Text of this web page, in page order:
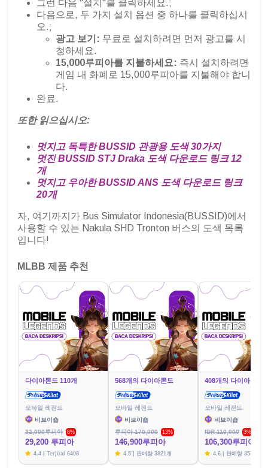
그런 다음 "설치"를 클릭하세요.;
다음으로, 두 가지 설치 옵션 중 하나를 클릭하십시
오.;
광고 보기: 무료로 설치하려면 먼저 광고를 시
청하세요.
15,000루피아를 지불하세요: 즉시 설치하려면
게임 내 화폐로 15,000루피아를 지불해야 합니
다.
완료.
또한 읽으십시오:
멋지고 독특한 BUSSID 관광용 도색 30가지
멋진 BUSSID STJ Draka 도색 다운로드 링크 12
개
멋지고 우아한 BUSSID ANS 도색 다운로드 링크
20개
자, 여기까지가 Bus Simulator Indonesia(BUSSID)에서
사용할 수 있는 Nakula SHD Tronton 버스의 도색 목록
입니다!
MLBB 제품 추천
다이아몬드 110개
모바일 레전드
비브이숍
32,000루피아
8%
29,200 루피아
4.4 | Terjual 6408
568개의 다이아몬드
모바일 레전드
비브이숍
루피아 170,000
13%
146,900루피아
4.5 | 판매량 3821개
408개의 다이아몬드
모바일 레전드
비브이숍
IDR 110,000
3%
106,300루피아
4.6 | 판매량 3576개